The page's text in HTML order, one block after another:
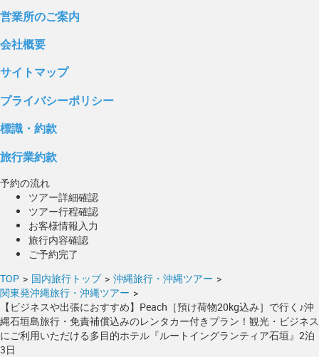
営業所のご案内
会社概要
サイトマップ
プライバシーポリシー
標識・約款
旅行業約款
予約の流れ
ツアー詳細確認
ツアー行程確認
お客様情報入力
旅行内容確認
ご予約完了
TOP > 国内旅行トップ > 沖縄旅行・沖縄ツアー >
関東発沖縄旅行・沖縄ツアー >
【ビジネスや出張におすすめ】Peach［預け荷物20kg込み］で行く♪沖
縄石垣島旅行・免責補償込みのレンタカー付きプラン！観光・ビジネス
にご利用いただける多目的ホテル『ルートイングランティア石垣』2泊
3日